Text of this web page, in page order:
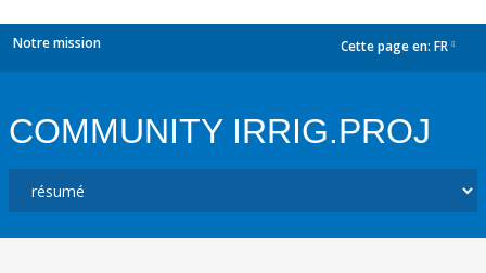
Notre mission Cette page en: FR
COMMUNITY IRRIG.PROJ